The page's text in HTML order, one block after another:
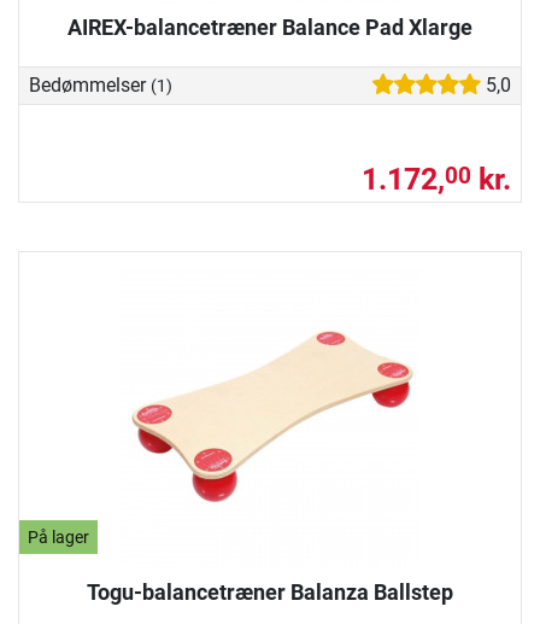
AIREX-balancetræner Balance Pad Xlarge
Bedømmelser (1) 5,0
1.172,00 kr.
På lager
Togu-balancetræner Balanza Ballstep